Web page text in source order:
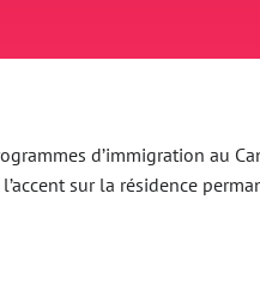
d’immigration au
sur la résidence